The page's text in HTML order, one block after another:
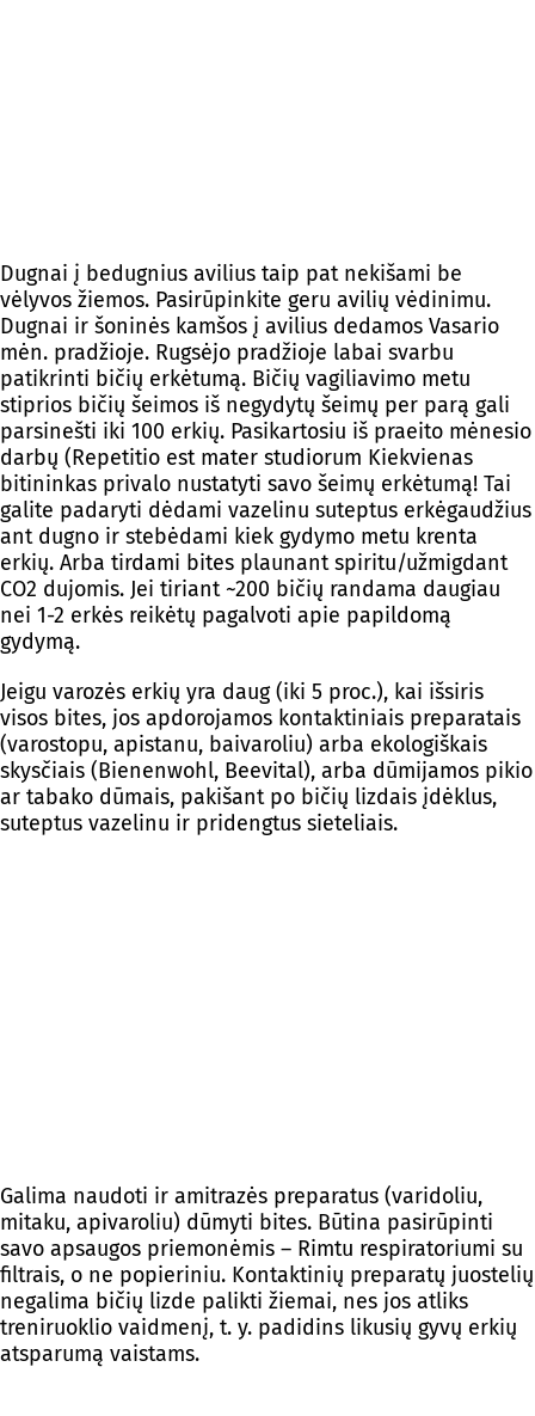
Dugnai į bedugnius avilius taip pat nekišami be
vėlyvos žiemos. Pasirūpinkite geru avilių vėdinimu.
Dugnai ir šoninės kamšos į avilius dedamos Vasario
mėn. pradžioje. Rugsėjo pradžioje labai svarbu
patikrinti bičių erkėtumą. Bičių vagiliavimo metu
stiprios bičių šeimos iš negydytų šeimų per parą gali
parsinešti iki 100 erkių. Pasikartosiu iš praeito mėnesio
darbų (Repetitio est mater studiorum Kiekvienas
bitininkas privalo nustatyti savo šeimų erkėtumą! Tai
galite padaryti dėdami vazelinu suteptus erkėgaudžius
ant dugno ir stebėdami kiek gydymo metu krenta
erkių. Arba tirdami bites plaunant spiritu/užmigdant
CO2 dujomis. Jei tiriant ~200 bičių randama daugiau
nei 1-2 erkės reikėtų pagalvoti apie papildomą
gydymą.
Jeigu varozės erkių yra daug (iki 5 proc.), kai išsiris
visos bites, jos apdorojamos kontaktiniais preparatais
(varostopu, apistanu, baivaroliu) arba ekologiškais
skysčiais (Bienenwohl, Beevital), arba dūmijamos pikio
ar tabako dūmais, pakišant po bičių lizdais įdėklus,
suteptus vazelinu ir pridengtus sieteliais.
Galima naudoti ir amitrazės preparatus (varidoliu,
mitaku, apivaroliu) dūmyti bites. Būtina pasirūpinti
savo apsaugos priemonėmis – Rimtu respiratoriumi su
filtrais, o ne popieriniu. Kontaktinių preparatų juostelių
negalima bičių lizde palikti žiemai, nes jos atliks
treniruoklio vaidmenį, t. y. padidins likusių gyvų erkių
atsparumą vaistams.